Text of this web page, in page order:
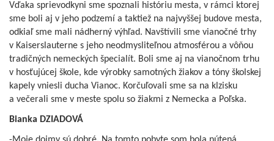
Vďaka sprievodkyni sme spoznali históriu mesta, v rámci ktorej
sme boli aj v jeho podzemí a taktiež na najvyššej budove mesta,
odkiaľ sme mali nádherný výhľad. Navštívili sme vianočné trhy
v Kaiserslauterne s jeho neodmysliteľnou atmosférou a vôňou
tradičných nemeckých špecialít. Boli sme aj na vianočnom trhu
v hosťujúcej škole, kde výrobky samotných žiakov a tóny školskej
kapely vniesli ducha Vianoc. Korčuľovali sme sa na klzisku
a večerali sme v meste spolu so žiakmi z Nemecka a Poľska.
Bianka DZIADOVÁ